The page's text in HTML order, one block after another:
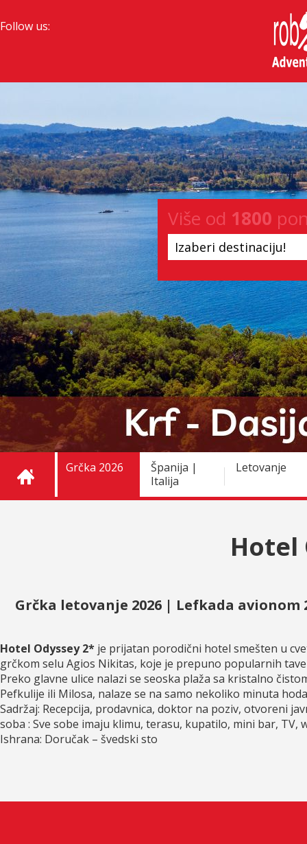
Follow us:
Više od 1800
Izaberi destinaciju!
Grčka 2026
Španija |
Italija
Letovanje
Hotel
Grčka letovanje 2026 | Lefkada avionom
Hotel Odyssey 2* je prijatan porodični hotel smešten u
grčkom selu Agios Nikitas, koje je prepuno popularnih
Preko glavne ulice nalazi se seoska plaža sa kristalno
Pefkulije ili Milosa, nalaze se na samo nekoliko minuta
Sadržaj: Recepcija, prodavnica, doktor na poziv, otvoreni
soba : Sve sobe imaju klimu, terasu, kupatilo, mini bar, TV,
Ishrana: Doručak – švedski sto